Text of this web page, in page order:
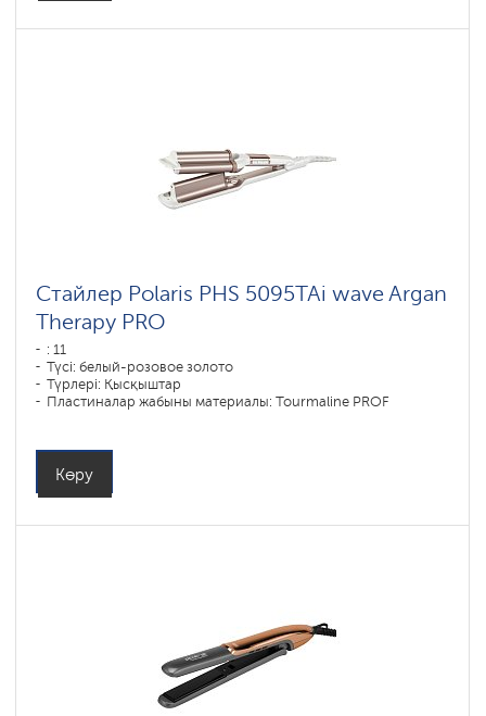
Стайлер Polaris PHS 5095TAi wave Argan
Therapy PRO
: 11
Түсі: белый-розовое золото
Түрлері: Қысқыштар
Пластиналар жабыны материалы: Tourmaline PROF
Көру